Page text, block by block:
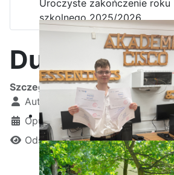
Uroczyste zakończenie roku
szkolnego 2025/2026
Duży
Szczegóły
Autor:
Kamil Krosta
Opublikowano: 24 maj 2025
Odsłon: 1295